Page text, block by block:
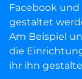
Facebook
gestaltet
Am Beispiel
die
ihr ihn